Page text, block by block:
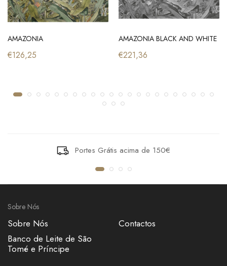
AMAZONIA
€126,25
AMAZONIA BLACK AND WHITE
€221,36
Portes Grátis acima de 150€
Sobre Nós
Sobre Nós
Banco de Leite de São
Tomé e Príncipe
Contactos